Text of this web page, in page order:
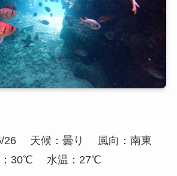
26 天候：曇り
風向：南東
：30℃ 水温：27℃